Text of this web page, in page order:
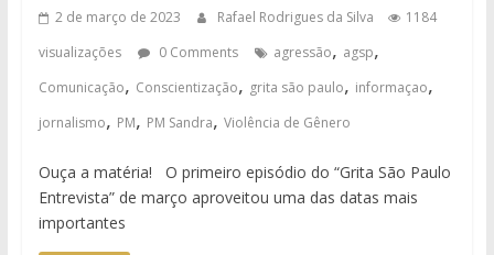
2 de março de 2023 Rafael Rodrigues da Silva
1184
visualizações
0 Comments agressão, agsp,
Comunicação, Conscientização, grita são paulo, informaçao,
jornalismo, PM, PM Sandra, Violência de Gênero
Ouça a matéria! O primeiro episódio do “Grita São Paulo
Entrevista” de março aproveitou uma das datas mais
importantes